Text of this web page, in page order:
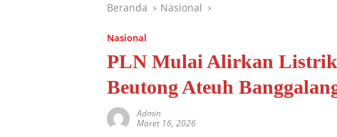
Beranda Nasional
Nasional
PLN Mulai Alirkan
Beutong Ateuh
Admin
Maret 16, 2026